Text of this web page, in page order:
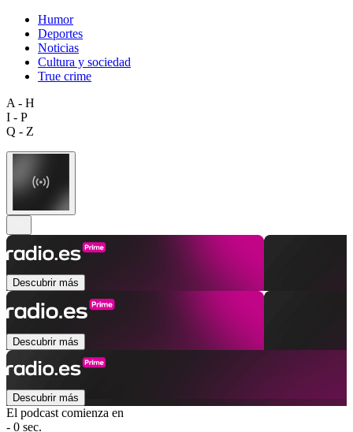
Humor
Deportes
Noticias
Cultura y sociedad
True crime
A - H
I - P
Q - Z
Descubrir más
Descubrir más
Descubrir más
El podcast comienza en
- 0 sec.